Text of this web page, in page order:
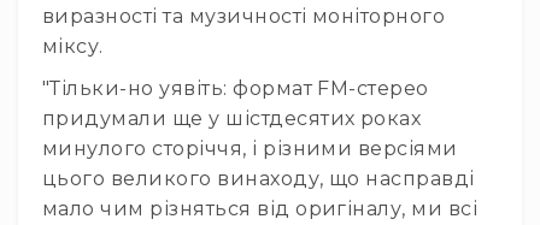
Для
телефонії
Для
офісів
та
колл-
виразності та музичності моніторного
міксу.
"Тільки-но уявіть: формат FM-стерео
придумали ще у шістдесятих роках
минулого сторіччя, і різними версіями
цього великого винаходу, що насправді
мало чим різняться від оригіналу, ми всі